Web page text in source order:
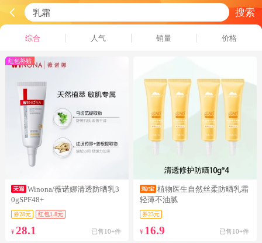
搜索
综合 人气 销量 价格
红包补贴
Winona/薇诺娜清透防晒乳3
0gSPF48+
券28元 红包1.8元
¥ 28.1 已售10+件
植物医生自然丝柔防晒乳霜
轻薄不油腻
券23元
¥ 16.9 已售10+件